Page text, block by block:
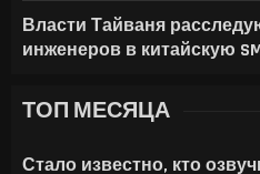
Власти Тайваня
инженеров в китайскую
ТОП МЕСЯЦА
Стало известно, кто